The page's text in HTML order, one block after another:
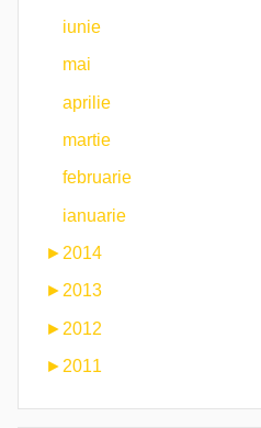
iunie
mai
aprilie
martie
februarie
ianuarie
► 2014
►2013
► 2012
► 2011